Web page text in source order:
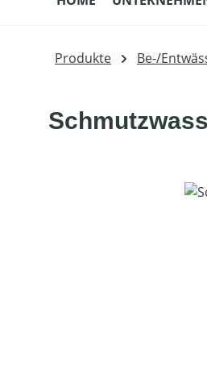
Produkte Be-/
Bildergalerie überspringen